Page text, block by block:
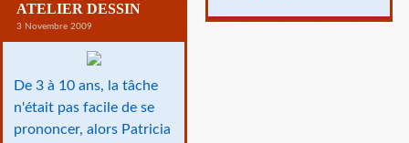
ATELIER DESSIN
3 Novembre 2009
De 3 à 10 ans, la tâche
n'était pas facile de se
prononcer, alors Patricia